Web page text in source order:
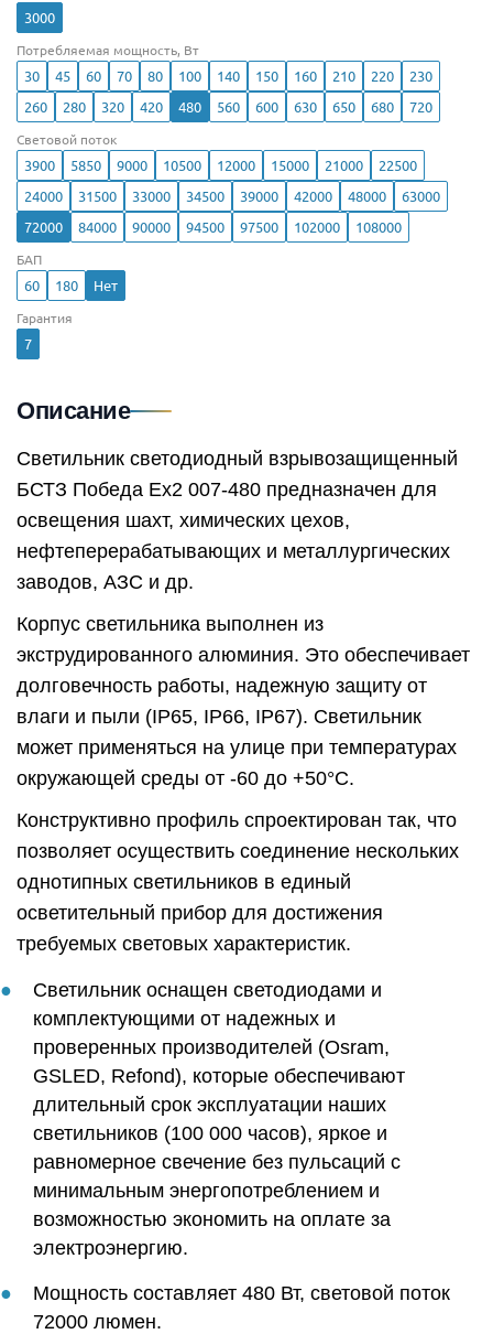
3000
Потребляемая мощность, Вт
30 45 60 70 80 100 140 150 160 210 220
230
260
280 320 420 480 560 600 630 650 680 720
Световой поток
3900 5850 9000 10500 12000 15000 21000
22500
24000
31500 33000 34500 39000 42000 48000
63000
72000
84000 90000 94500 97500 102000 108000
БАП
60 180 Нет
Гарантия
7
Описание
Светильник светодиодный взрывозащищенный
БСТЗ Победа Ex2 007-480 предназначен для
освещения шахт, химических цехов,
нефтеперерабатывающих и металлургических
заводов, АЗС и др.
Корпус светильника выполнен из
экструдированного алюминия. Это обеспечивает
долговечность работы, надежную защиту от
влаги и пыли (IP65, IP66, IP67). Светильник
может применяться на улице при температурах
окружающей среды от -60 до +50°C.
Конструктивно профиль спроектирован так, что
позволяет осуществить соединение нескольких
однотипных светильников в единый
осветительный прибор для достижения
требуемых световых характеристик.
Светильник оснащен светодиодами и
комплектующими от надежных и
проверенных производителей (Osram,
GSLED, Refond), которые обеспечивают
длительный срок эксплуатации наших
светильников (100 000 часов), яркое и
равномерное свечение без пульсаций с
минимальным энергопотреблением и
возможностью экономить на оплате за
электроэнергию.
Мощность составляет 480 Вт, световой поток
72000 люмен.